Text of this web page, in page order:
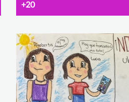
+20